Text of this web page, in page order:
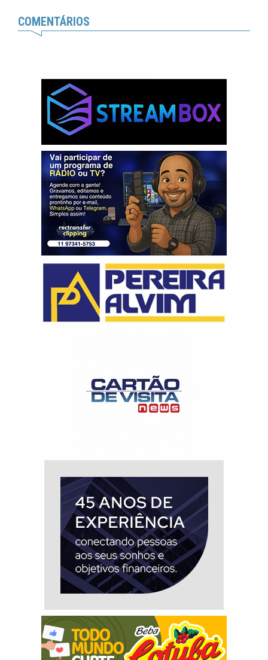
COMENTÁRIOS